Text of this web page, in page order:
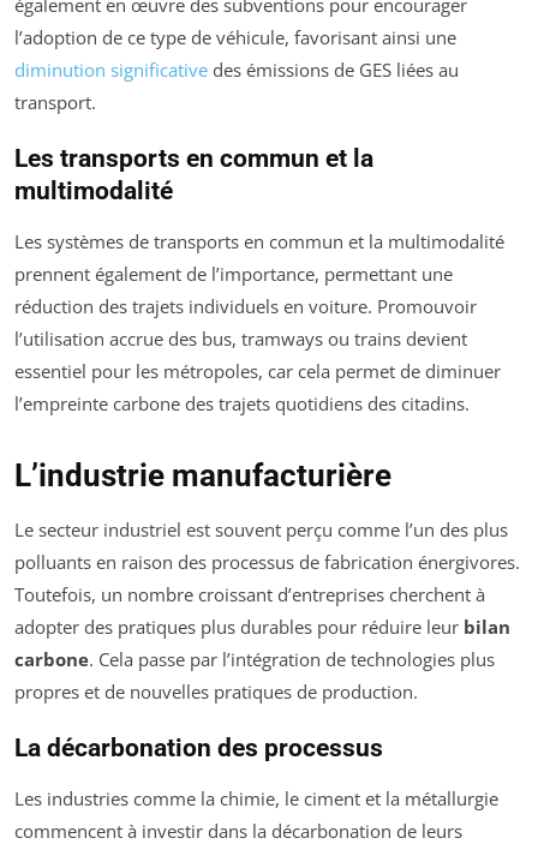
l’adoption de ce type de véhicule, favorisant ainsi une
diminution significative des émissions de GES liées au
transport.
Les transports en commun et la
multimodalité
Les systèmes de transports en commun et la multimodalité
prennent également de l’importance, permettant une
réduction des trajets individuels en voiture. Promouvoir
l’utilisation accrue des bus, tramways ou trains devient
essentiel pour les métropoles, car cela permet de diminuer
l’empreinte carbone des trajets quotidiens des citadins.
L’industrie manufacturière
Le secteur industriel est souvent perçu comme l’un des plus
polluants en raison des processus de fabrication énergivores.
Toutefois, un nombre croissant d’entreprises cherchent à
adopter des pratiques plus durables pour réduire leur bilan
carbone. Cela passe par l’intégration de technologies plus
propres et de nouvelles pratiques de production.
La décarbonation des processus
Les industries comme la chimie, le ciment et la métallurgie
commencent à investir dans la décarbonation de leurs